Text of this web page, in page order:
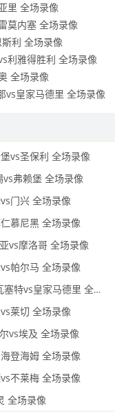
里 全场录像
莫内塞 全场录像
利 全场录像
利雅得胜利 全场录像
全场录像
vs皇家马德里 全场录像
vs圣保利 全场录像
弗赖堡 全场录像
门兴 全场录像
慕尼黑 全场录像
vs摩洛哥 全场录像
帕尔马 全场录像
2026年01月15日 国王杯1/8决赛 阿尔瓦塞特vs皇家马德里 全场录像
莱切 全场录像
vs埃及 全场录像
登海姆 全场录像
不莱梅 全场录像
全场录像